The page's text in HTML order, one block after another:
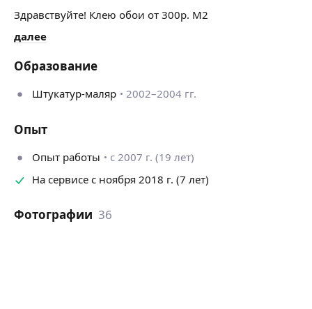
Здравствуйте! Клею обои от 300р. М2
далее
Образование
Штукатур-маляр 2002–2004 гг.
Опыт
Опыт работы
с 2007 г. (19 лет)
На сервисе с ноября 2018 г. (7 лет)
Фотографии 36